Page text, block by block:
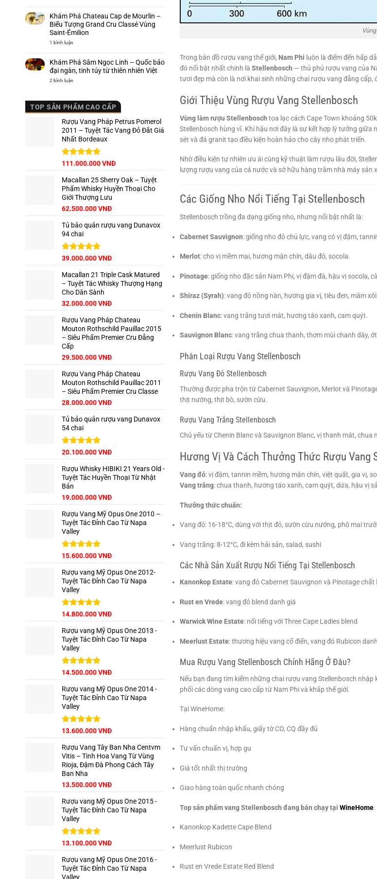
Barolo
vang
Ý
Cantine
Capetta
–
Hương
vị
Khám Phá Chateau Cap de Mourlin –
Biểu Tượng Grand Cru Classé Vùng
Saint-Émilion
1 bình luận
Chateau
Cap
de
Mourlin
Cru
Classé
Vùng
Émilion
Khám Phá Sâm Ngọc Linh – Quốc bảo
đại ngàn, tinh túy từ thiên nhiên Việt
2 bình luận
Ngọc
Linh
–
bảo
đại
ngàn,
tinh
từ
thiên
nhiên
Việt
TOP SẢN PHẨM CAO CẤP
Rượu Vang Pháp Petrus Pomerol
2011 – Tuyệt Tác Vang Đỏ Đắt Giá
Nhất Bordeaux
Được xếp
5 sao
Giá
là:
125.000.000 VNĐ.
111.000.000VNĐGiá
tại
là:
Macallan 25 Sherry Oak – Tuyệt
Phẩm Whisky Huyền Thoại Cho
Giới Thượng Lưu
Giá
là:
65.000.000 VNĐ.
62.500.000VNĐGiá
tại
Tủ bảo quản rượu vang Dunavox
94 chai
Được xếp
5 sao
Giá
là:
42.500.000 VNĐ.
39.000.000VNĐGiá
tại
là:
Macallan 21 Triple Cask Matured
– Tuyệt Tác Whisky Thượng Hạng
Cho Dân Sành
Giá
là:
35.000.000 VNĐ.
32.000.000VNĐGiá
tại
là:
32.000.000 VNĐ.
Rượu Vang Pháp Chateau
Mouton Rothschild Pauillac 2015
– Siêu Phẩm Premier Cru Đẳng
Cấp
29.500.000VNĐ
Rượu Vang Pháp Chateau
Mouton Rothschild Pauillac 2011
– Siêu Phẩm Premier Cru Classe
28.000.000VNĐ
Tủ bảo quản rượu vang Dunavox
54 chai
Được xếp
5 sao
Giá
là:
22.500.000 VNĐ.
20.100.000VNĐGiá
tại
là:
Rượu Whisky HIBIKI 21 Years Old -
Tuyệt Tác Huyền Thoại Từ Nhật
Bản
Giá
là:
22.000.000 VNĐ.
19.000.000VNĐGiá
tại
là:
Rượu Vang Mỹ Opus One 2010 –
Tuyệt Tác Đỉnh Cao Từ Napa
Valley
Được xếp
5 sao
15.600.000VNĐ
Rượu vang Mỹ Opus One 2012-
Tuyệt Tác Đỉnh Cao Từ Napa
Valley
Được xếp
5 sao
14.800.000VNĐ
Rượu vang Mỹ Opus One 2013 -
Tuyệt Tác Đỉnh Cao Từ Napa
Valley
Được xếp
5 sao
14.500.000VNĐ
Rượu vang Mỹ Opus One 2014 -
Tuyệt Tác Đỉnh Cao Từ Napa
Valley
Được xếp
5 sao
13.600.000VNĐ
Rượu Vang Tây Ban Nha Centvm
Vitis – Tinh Hoa Vang Từ Vùng
Rioja, Đậm Đà Phong Cách Tây
Ban Nha
Giá
là:
15.000.000 VNĐ.
13.500.000VNĐGiá
tại
là:
Rượu vang Mỹ Opus One 2015 -
Tuyệt Tác Đỉnh Cao Từ Napa
Valley
Được xếp
5 sao
13.100.000VNĐ
Rượu vang Mỹ Opus One 2016 -
Tuyệt Tác Đỉnh Cao Từ Napa
Valley
Trong bản đồ rượu vang thế giới, Nam Phi luôn là điểm đến hấp
đó nổi bật nhất chính là Stellenbosch — thủ phủ rượu vang của
tươi đẹp mà còn là nơi khai sinh những chai rượu vang đẳng cấp,
Giới Thiệu Vùng Rượu Vang Stellenbosch
Vùng làm rượu Stellenbosch tọa lạc cách Cape Town khoảng
Stellenbosch hùng vĩ. Khí hậu nơi đây là sự kết hợp lý tưởng
sét và đá granit tạo điều kiện hoàn hảo cho cây nho phát triển.
Nhờ điều kiện tự nhiên ưu ái cùng kỹ thuật làm rượu lâu đời,
lượng rượu vang của cả nước và sở hữu hàng trăm nhà máy sản
Các Giống Nho Nổi Tiếng Tại Stellenbosch
Stellenbosch trồng đa dạng giống nho, nhưng nổi bật nhất là:
Cabernet Sauvignon: giống nho đỏ chủ lực, vang có vị đậm,
Merlot: cho vị mềm mại, hương mận chín, dâu đỏ, socola.
Pinotage: giống nho đặc sản Nam Phi, vị đậm đà, hậu vị socola,
Shiraz (Syrah): vang đỏ nồng nàn, hương gia vị, tiêu đen, mâm
Chenin Blanc: vang trắng tươi mát, hương táo xanh, cam quýt.
Sauvignon Blanc: vang trắng chua thanh, thơm mùi chanh dây,
Phân Loại Rượu Vang Stellenbosch
Rượu Vang Đỏ Stellenbosch
Thường được pha trộn từ Cabernet Sauvignon, Merlot và
thịt nướng, thịt bò, sườn cừu.
Rượu Vang Trắng Stellenbosch
Chủ yếu từ Chenin Blanc và Sauvignon Blanc, vị thanh mát,
Hương Vị Và Cách Thưởng Thức Rượu Vang
Vang đỏ: vị đậm, tannin mềm, hương mận chín, việt quất, gia vị,
Vang trắng: chua thanh, hương táo xanh, cam quýt, dứa, hậu vị
Thưởng thức chuẩn:
Vang đỏ: 16-18°C, dùng với thịt đỏ, sườn cừu nướng, phô mai
Vang trắng: 8-12°C, đi kèm hải sản, salad, sushi
Các Nhà Sản Xuất Rượu Nổi Tiếng Tại Stellenbosch
Kanonkop Estate: vang đỏ Cabernet Sauvignon và Pinotage
Rust en Vrede: vang đỏ blend danh giá
Warwick Wine Estate: nổi tiếng với Three Cape Ladies blend
Meerlust Estate: thương hiệu vang cổ điển, vang đỏ Rubicon
Mua Rượu Vang Stellenbosch Chính Hãng Ở Đâu?
Nếu bạn đang tìm kiếm những chai rượu vang Stellenbosch
phối các dòng vang cao cấp từ Nam Phi và khắp thế giới.
Tại WineHome:
Hàng chuẩn nhập khẩu, giấy tờ CO, CQ đầy đủ
Tư vấn chuẩn vị, hợp gu
Giá tốt nhất thị trường
Giao hàng toàn quốc nhanh chóng
Top sản phẩm vang Stellenbosch đang bán chạy tại WineHome:
Kanonkop Kadette Cape Blend
Meerlust Rubicon
Rust en Vrede Estate Red Blend